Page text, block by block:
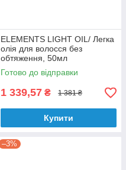
ELEMENTS LIGHT OIL/ Легка
олія для волосся без
обтяження, 50мл
Готово до відправки
1 339,57 ₴ 1 381 ₴
Купити
–3%